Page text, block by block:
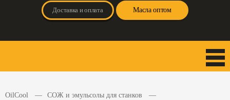
Доставка и оплата Масла оптом
OilCool
СОЖ и эмульсолы для станков